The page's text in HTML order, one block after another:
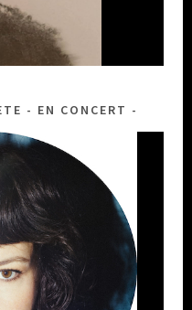
- EN CONCERT